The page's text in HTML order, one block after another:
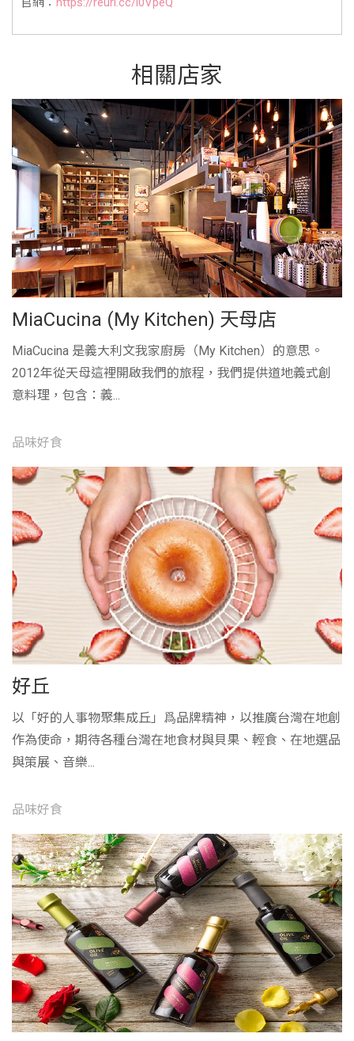
相關店家
MiaCucina (My Kitchen) 天母店
MiaCucina 是義大利文我家廚房（My Kitchen）的意思。
2012年從天母這裡開啟我們的旅程，我們提供道地義式創
意料理，包含：義...
品味好食
好丘
以「好的人事物聚集成丘」爲品牌精神，以推廣台灣在地創
作為使命，期待各種台灣在地食材與貝果、輕食、在地選品
與策展、音樂...
品味好食